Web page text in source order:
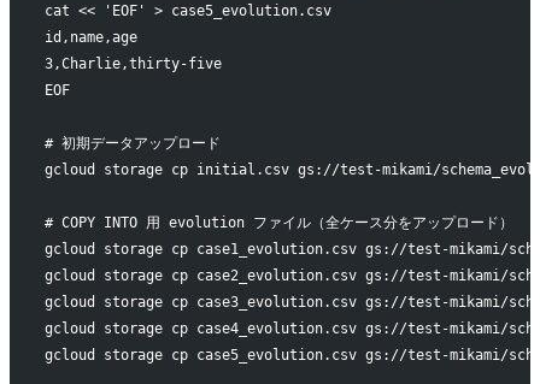
cat << 'EOF' > case5_evolution.csv
id,name,age
3,Charlie,thirty-five
EOF
# 初期データアップロード
gcloud storage cp initial.csv gs://test-mikami/
# COPY INTO 用 evolution ファイル（全ケース分をアップロード）
gcloud storage cp case1_evolution.csv gs://test-mikami/
gcloud storage cp case2_evolution.csv gs://test-mikami/
gcloud storage cp case3_evolution.csv gs://test-mikami/
gcloud storage cp case4_evolution.csv gs://test-mikami/
gcloud storage cp case5_evolution.csv gs://test-mikami/